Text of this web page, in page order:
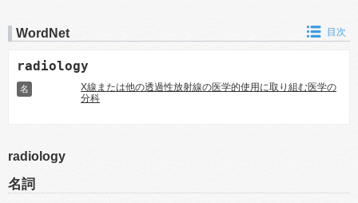
WordNet 目次
radiology
名
X線または他の透過性放射線の医学的使用に取り組む医学の
分科
radiology
名詞